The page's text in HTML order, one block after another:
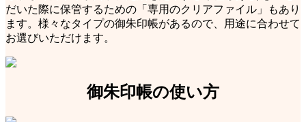
だいた際に保管するための「専用のクリアファイル」もあり
ます。様々なタイプの御朱印帳があるので、用途に合わせて
お選びいただけます。
御朱印帳の使い方